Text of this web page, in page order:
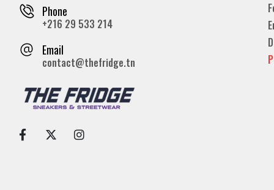
Phone
+216 29 533 214
Email
contact@thefridge.tn